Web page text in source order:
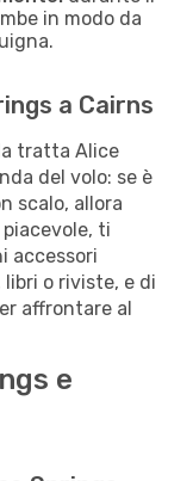
in modo da
a Cairns
tratta Alice
del volo: se è
scalo, allora
ti
accessori
o riviste, e di
affrontare al
e